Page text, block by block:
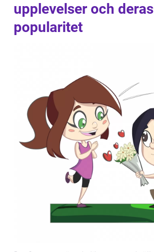
upplevelser och deras
popularitet